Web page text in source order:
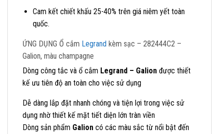
Cam kết chiết khấu 25-40% trên giá niêm yết toàn
quốc.
ỨNG DỤNG Ổ cắm Legrand kèm sạc – 282444C2 –
Galion, màu champagne
Dòng công tắc và ổ cắm Legrand – Galion được thiết
kế ưu tiên độ an toàn cho việc sử dụng
Dễ dàng lắp đặt nhanh chóng và tiện lợi trong việc sử
dụng nhờ thiết kế mặt tiết diện lớn tràn viền
Dòng sản phẩm Galion có các màu sắc từ nổi bật đến